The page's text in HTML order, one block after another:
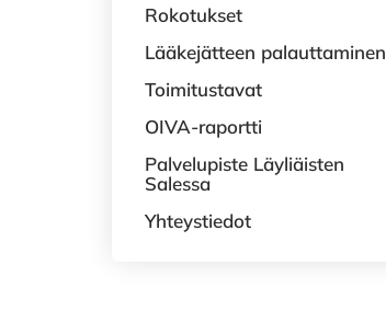
Rokotukset
Lääkejätteen palauttaminen
Toimitustavat
OIVA-raportti
Palvelupiste Läyliäisten
Salessa
Yhteystiedot